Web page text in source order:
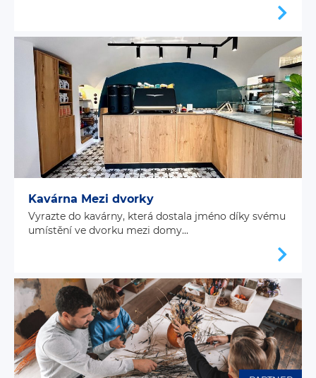
Kavárna Mezi dvorky
Vyrazte do kavárny, která dostala jméno díky svému
umístění ve dvorku mezi domy...